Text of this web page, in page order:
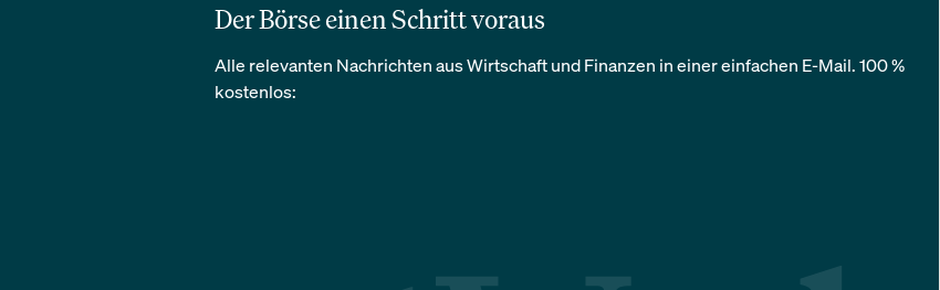
Der Börse einen Schritt voraus
Alle relevanten Nachrichten aus Wirtschaft und Finanzen in einer einfachen E-Mail. 100 %
kostenlos: